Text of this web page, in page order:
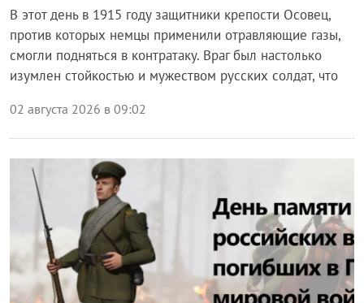
В этот день в 1915 году защитники крепости Осовец,
против которых немцы применили отравляющие газы,
смогли подняться в контратаку. Враг был настолько
изумлен стойкостью и мужеством русских солдат, что
02 августа 2026 в 09:02
Общество